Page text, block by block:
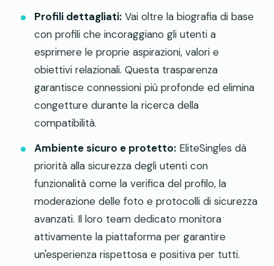
Profili dettagliati: Vai oltre la biografia di base
con profili che incoraggiano gli utenti a
esprimere le proprie aspirazioni, valori e
obiettivi relazionali. Questa trasparenza
garantisce connessioni più profonde ed elimina
congetture durante la ricerca della
compatibilità.
Ambiente sicuro e protetto: EliteSingles dà
priorità alla sicurezza degli utenti con
funzionalità come la verifica del profilo, la
moderazione delle foto e protocolli di sicurezza
avanzati. Il loro team dedicato monitora
attivamente la piattaforma per garantire
un'esperienza rispettosa e positiva per tutti.